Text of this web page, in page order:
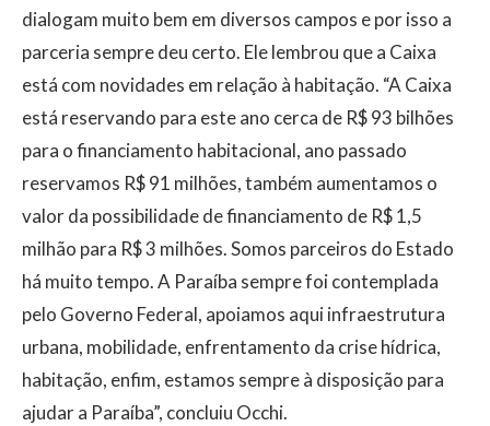
dialogam muito bem em diversos campos e por isso a
parceria sempre deu certo. Ele lembrou que a Caixa
está com novidades em relação à habitação. “A Caixa
está reservando para este ano cerca de R$ 93 bilhões
para o financiamento habitacional, ano passado
reservamos R$ 91 milhões, também aumentamos o
valor da possibilidade de financiamento de R$ 1,5
milhão para R$ 3 milhões. Somos parceiros do Estado
há muito tempo. A Paraíba sempre foi contemplada
pelo Governo Federal, apoiamos aqui infraestrutura
urbana, mobilidade, enfrentamento da crise hídrica,
habitação, enfim, estamos sempre à disposição para
ajudar a Paraíba”, concluiu Occhi.